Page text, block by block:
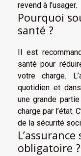
revend à l’usager.
Pourquoi
santé ?
Il est
santé pour
votre charge.
quotidien et
une grande
charge par l’état.
de la sécurité
obligatoire ?